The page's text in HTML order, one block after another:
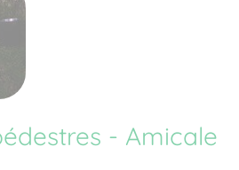
- Amicale